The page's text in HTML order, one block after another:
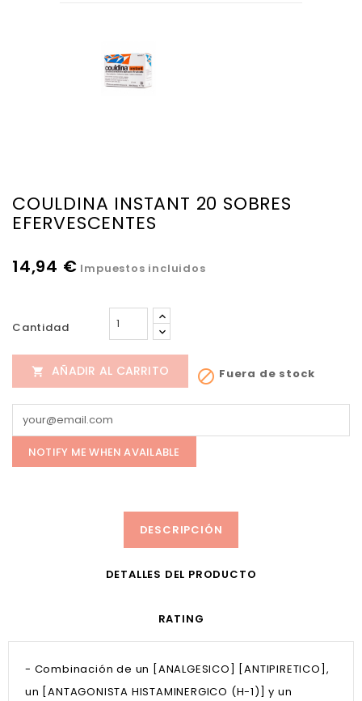
COULDINA INSTANT 20 SOBRES
EFERVESCENTES
14,94 € Impuestos incluidos
Cantidad
 AÑADIR AL CARRITO  Fuera de stock
NOTIFY ME WHEN AVAILABLE
DESCRIPCIÓN
DETALLES DEL PRODUCTO
RATING
- Combinación de un [ANALGESICO] [ANTIPIRETICO],
un [ANTAGONISTA HISTAMINERGICO (H-1)] y un